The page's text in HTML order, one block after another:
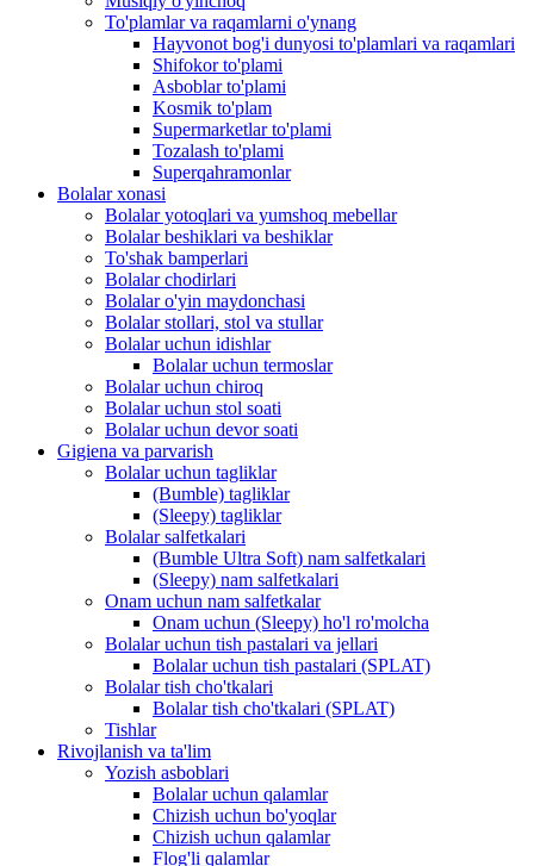
To'plamlar va raqamlarni o'ynang
Hayvonot bog'i dunyosi to'plamlari va raqamlari
Shifokor to'plami
Asboblar to'plami
Kosmik to'plam
Supermarketlar to'plami
Tozalash to'plami
Superqahramonlar
Bolalar xonasi
Bolalar yotoqlari va yumshoq mebellar
Bolalar beshiklari va beshiklar
To'shak bamperlari
Bolalar chodirlari
Bolalar o'yin maydonchasi
Bolalar stollari, stol va stullar
Bolalar uchun idishlar
Bolalar uchun termoslar
Bolalar uchun chiroq
Bolalar uchun stol soati
Bolalar uchun devor soati
Gigiena va parvarish
Bolalar uchun tagliklar
(Bumble) tagliklar
(Sleepy) tagliklar
Bolalar salfetkalari
(Bumble Ultra Soft) nam salfetkalari
(Sleepy) nam salfetkalari
Onam uchun nam salfetkalar
Onam uchun (Sleepy) ho'l ro'molcha
Bolalar uchun tish pastalari va jellari
Bolalar uchun tish pastalari (SPLAT)
Bolalar tish cho'tkalari
Bolalar tish cho'tkalari (SPLAT)
Tishlar
Rivojlanish va ta'lim
Yozish asboblari
Bolalar uchun qalamlar
Chizish uchun bo'yoqlar
Chizish uchun qalamlar
Flog'li qalamlar